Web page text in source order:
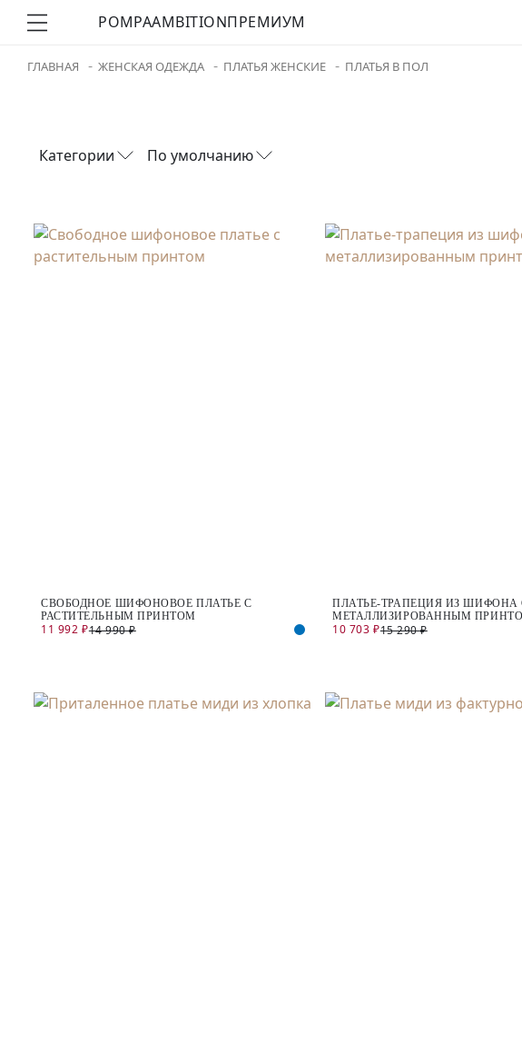
POMPAAMBITIONПРЕМИУМ
ГЛАВНАЯ ЖЕНСКАЯ ОДЕЖДА ПЛАТЬЯ ЖЕНСКИЕ ПЛАТЬЯ В ПОЛ
Категории По умолчанию
СВОБОДНОЕ ШИФОНОВОЕ ПЛАТЬЕ С
РАСТИТЕЛЬНЫМ ПРИНТОМ
11 992 ₽14 990 ₽
ПЛАТЬЕ-ТРАПЕЦИЯ ИЗ ШИФОНА
МЕТАЛЛИЗИРОВАННЫМ
10 703 ₽15 290 ₽